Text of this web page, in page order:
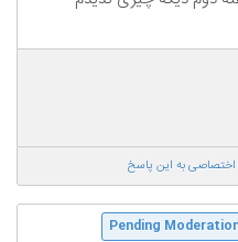
به این پاسخ
Pending